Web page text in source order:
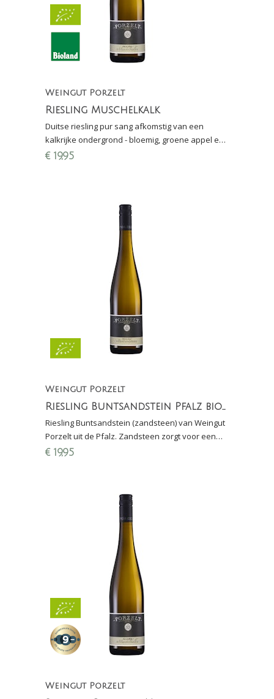
Weingut Porzelt
Riesling Muschelkalk
Duitse riesling pur sang afkomstig van een
kalkrijke ondergrond - bloemig, groene appel en
grapefruit
€ 19,95
Weingut Porzelt
Riesling Buntsandstein Pfalz biologisch
Riesling Buntsandstein (zandsteen) van Weingut
Porzelt uit de Pfalz. Zandsteen zorgt voor een
licht crèmige Riesling, zacht, ronde zuren en
€ 19,95
Weingut Porzelt